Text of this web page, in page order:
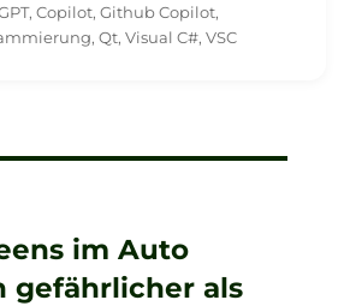
am
,Copilot,Github Copilot,
,Qt,Visual C#,VSC
im Auto
gefährlicher als